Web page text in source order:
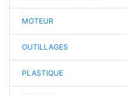
MOTEUR
OUTILLAGES
PLASTIQUE